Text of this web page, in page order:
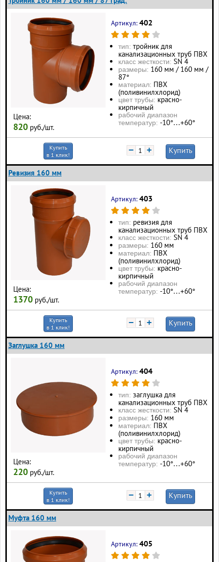
Цена:
820 руб./шт.
Артикул: 402
тип: тройник для
канализационных труб ПВХ
класс жесткости: SN 4
размеры: 160 мм / 160 мм /
87°
материал: ПВХ
(поливинилхлорид)
цвет трубы: красно-
кирпичный
рабочий диапазон
температур: -10°…+60°
Купить
в 1 клик!
− + Купить
Ревизия 160 мм
Цена:
1370 руб./шт.
Артикул: 403
тип: ревизия для
канализационных труб ПВХ
класс жесткости: SN 4
размеры: 160 мм
материал: ПВХ
(поливинилхлорид)
цвет трубы: красно-
кирпичный
рабочий диапазон
температур: -10°…+60°
Купить
в 1 клик!
− + Купить
Заглушка 160 мм
Цена:
220 руб./шт.
Артикул: 404
тип: заглушка для
канализационных труб ПВХ
класс жесткости: SN 4
размеры: 160 мм
материал: ПВХ
(поливинилхлорид)
цвет трубы: красно-
кирпичный
рабочий диапазон
температур: -10°…+60°
Купить
в 1 клик!
− + Купить
Муфта 160 мм
Артикул: 405